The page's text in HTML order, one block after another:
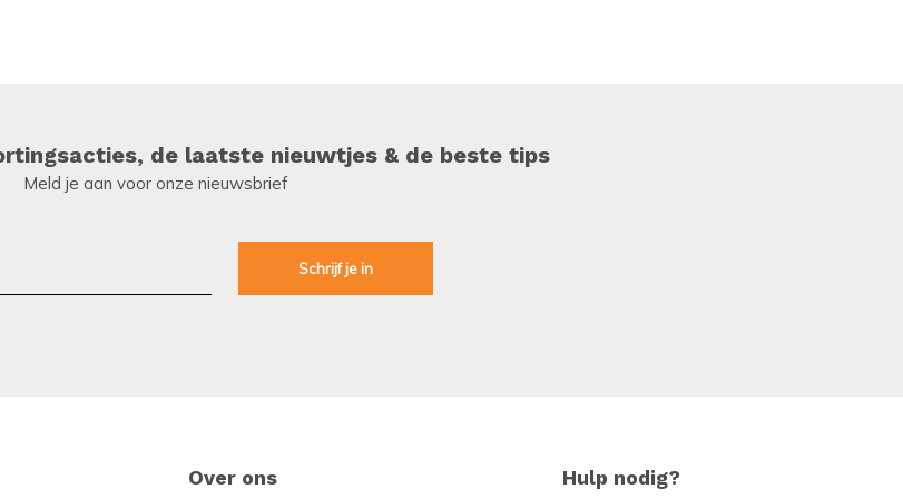
de laatste nieuwtjes & de beste tips
Meld je aan voor onze nieuwsbrief
Over ons Hulp nodig?